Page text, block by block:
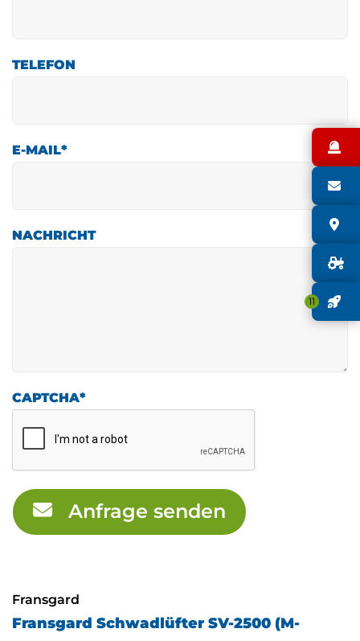
11
TELEFON
E-MAIL*
NACHRICHT
CAPTCHA*
Anfrage senden
Fransgard
Fransgard Schwadlüfter SV-2500 (M-